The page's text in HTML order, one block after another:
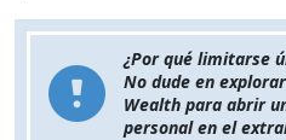
¿Por qué limitarse
No dude en
Wealth para abrir
personal en el